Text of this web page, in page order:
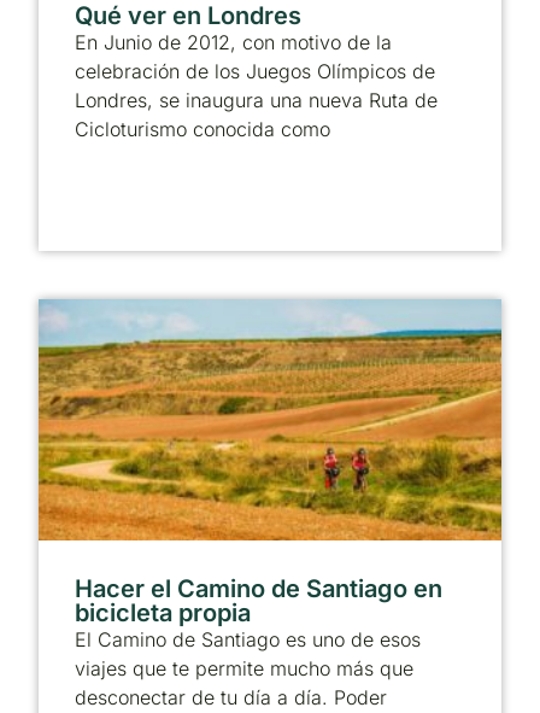
Qué ver en Londres
En Junio de 2012, con motivo de la
celebración de los Juegos Olímpicos de
Londres, se inaugura una nueva Ruta de
Cicloturismo conocida como
Hacer el Camino de Santiago en
bicicleta propia
El Camino de Santiago es uno de esos
viajes que te permite mucho más que
desconectar de tu día a día. Poder